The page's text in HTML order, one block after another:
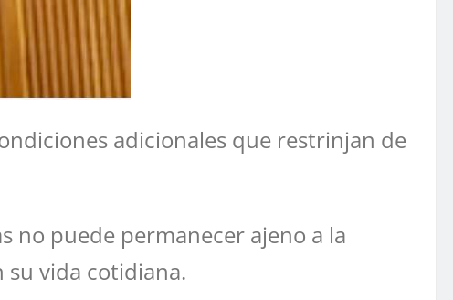
adicionales que restrinjan de
no puede permanecer ajeno a la
su vida cotidiana.